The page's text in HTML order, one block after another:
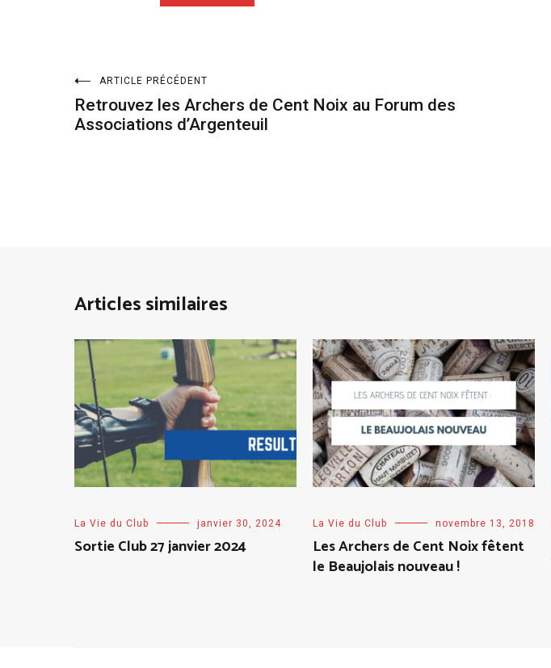
ARTICLE PRÉCÉDENT
Retrouvez les Archers de Cent Noix au Forum des
Associations d’Argenteuil
Articles similaires
La Vie du Club janvier 30, 2024
Sortie Club 27 janvier 2024
La Vie du Club novembre 13, 2018
Les Archers de Cent Noix fêtent
le Beaujolais nouveau !